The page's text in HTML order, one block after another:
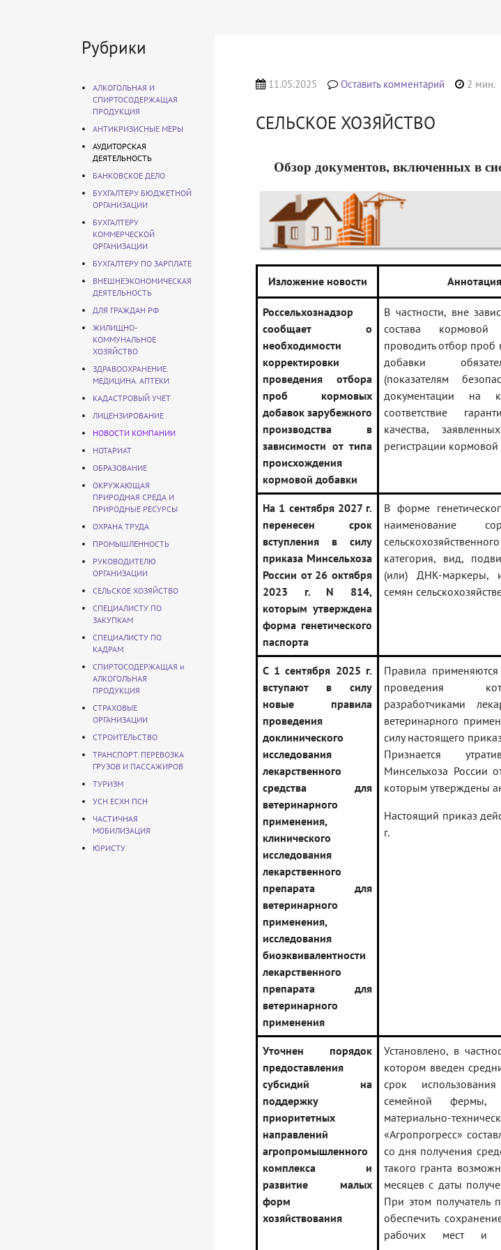
Рубрики
АЛКОГОЛЬНАЯ И
СПИРТОСОДЕРЖАЩАЯ
ПРОДУКЦИЯ
АНТИКРИЗИСНЫЕ МЕРЫ
АУДИТОРСКАЯ
ДЕЯТЕЛЬНОСТЬ
БАНКОВСКОЕ ДЕЛО
БУХГАЛТЕРУ БЮДЖЕТНОЙ
ОРГАНИЗАЦИИ
БУХГАЛТЕРУ
КОММЕРЧЕСКОЙ
ОРГАНИЗАЦИИ
БУХГАЛТЕРУ ПО ЗАРПЛАТЕ
ВНЕШНЕЭКОНОМИЧЕСКАЯ
ДЕЯТЕЛЬНОСТЬ
ДЛЯ ГРАЖДАН РФ
ЖИЛИЩНО-
КОММУНАЛЬНОЕ
ХОЗЯЙСТВО
ЗДРАВООХРАНЕНИЕ.
МЕДИЦИНА. АПТЕКИ
КАДАСТРОВЫЙ УЧЕТ
ЛИЦЕНЗИРОВАНИЕ
НОВОСТИ КОМПАНИИ
НОТАРИАТ
ОБРАЗОВАНИЕ
ОКРУЖАЮЩАЯ
ПРИРОДНАЯ СРЕДА И
ПРИРОДНЫЕ РЕСУРСЫ
ОХРАНА ТРУДА
ПРОМЫШЛЕННОСТЬ
РУКОВОДИТЕЛЮ
ОРГАНИЗАЦИИ
СЕЛЬСКОЕ ХОЗЯЙСТВО
СПЕЦИАЛИСТУ ПО
ЗАКУПКАМ
СПЕЦИАЛИСТУ ПО
КАДРАМ
СПИРТОСОДЕРЖАЩАЯ и
АЛКОГОЛЬНАЯ
ПРОДУКЦИЯ
СТРАХОВЫЕ
ОРГАНИЗАЦИИ
СТРОИТЕЛЬСТВО
ТРАНСПОРТ. ПЕРЕВОЗКА
ГРУЗОВ И ПАССАЖИРОВ
ТУРИЗМ
УСН ЕСХН ПСН
ЧАСТИЧНАЯ
МОБИЛИЗАЦИЯ
ЮРИСТУ
11.05.2025 Оставить комментарий 2 мин.
СЕЛЬСКОЕ ХОЗЯЙСТВО
Обзор документов, включенных в
Изложение новости
Россельхознадзор
сообщает о
необходимости
корректировки
проведения отбора
проб кормовых
добавок зарубежного
производства в
зависимости от типа
происхождения
кормовой добавки
В частности, вне
состава
проводить отбор проб
добавки
(показателям
документации на
соответствие
качества,
регистрации
На 1 сентября 2027 г.
перенесен срок
вступления в силу
приказа Минсельхоза
России от 26 октября
2023 г. N 814,
которым утверждена
форма генетического
паспорта
В форме
наименование
категория, вид,
(или) ДНК-маркеры,
семян
С 1 сентября 2025 г.
вступают в силу
новые правила
проведения
доклинического
исследования
лекарственного
средства для
ветеринарного
применения,
клинического
исследования
лекарственного
препарата для
ветеринарного
применения,
исследования
биоэквивалентности
лекарственного
препарата для
ветеринарного
применения
Правила
проведения
разработчиками
ветеринарного
силу настоящего
Признается
Минсельхоза России
которым утверждены
Настоящий приказ
г.
Уточнен порядок
предоставления
субсидий на
поддержку
приоритетных
направлений
агропромышленного
комплекса и
развитие малых
форм
хозяйствования
Установлено, в
котором введен
срок
семейной фермы,
материально-
«Агропрогресс»
со дня получения
такого гранта
месяцев с даты
При этом получатель
обеспечить
рабочих мест и